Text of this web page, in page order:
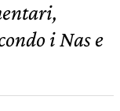
i Nas e